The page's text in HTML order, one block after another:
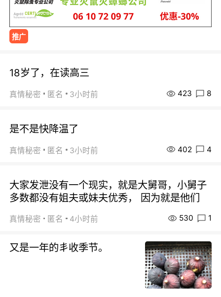
推广
18岁了，在读高三
真情秘密 匿名 3小时前 423 8
是不是快降温了
真情秘密 匿名 3小时前 402 4
大家发泄没有一个现实，就是大舅哥，小舅子
多数都没有姐夫或妹夫优秀， 因为就是他们
真情秘密 匿名 4小时前 530 1
又是一年的丯收季节。